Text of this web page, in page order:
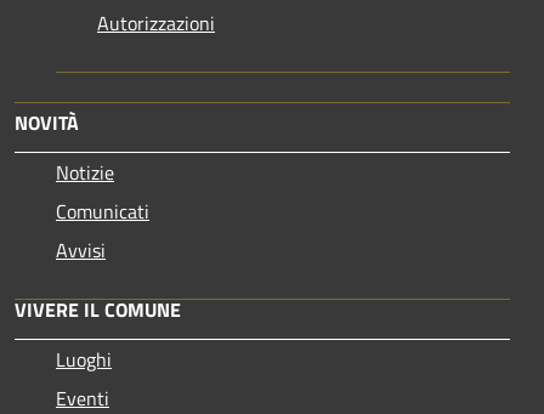
Autorizzazioni
NOVITÀ
Notizie
Comunicati
Avvisi
VIVERE IL COMUNE
Luoghi
Eventi